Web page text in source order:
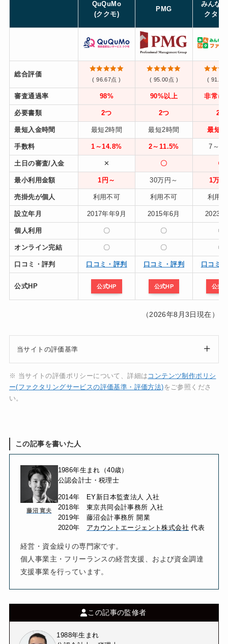
QuQuMo
(ククモ)
PMG
みんな
クタリ
総合評価
( 96.67点 ) ( 95.00点 ) ( 91.67
審査通過率 98% 90%以上 非常に
必要書類 2つ 2つ 2つ
最短入金時間 最短2時間 最短2時間 最短
手数料 1～14.8% 2～11.5% 7～
土日の審査/入金 ✕ 〇 〇
最小利用金額 1円～ 30万円～ 1万円
売掛先が個人 利用不可 利用不可 利用
設立年月 2017年年9月 2015年6月 2023
個人利用 〇 〇 〇
オンライン完結 〇 〇 〇
口コミ・評判 口コミ・評判 口コミ・評判 口コミ
公式HP 公式HP 公式HP 公式
（2026年8月3日現在）
当サイトの評価基準
※ 当サイトの評価ポリシーについて、詳細は コンテンツ制作ポリシ
ー(ファクタリングサービスの評価基準・評価方法)をご参照くださ
い。
この記事を書いた人
藤沼 寛夫
1986年生まれ（40歳）
公認会計士・税理士
2014年 EY新日本監査法人
入社
2018年 東京共同会計事務所 入社
2019年 藤沼会計事務所 開業
2020年 アカウントエージェント株式会社 代表
経営・資金繰りの専門家です。
個人事業主・フリーランスの経営支援、および資金調達
支援事業を行っています。
この記事の監修者
1988年生まれ